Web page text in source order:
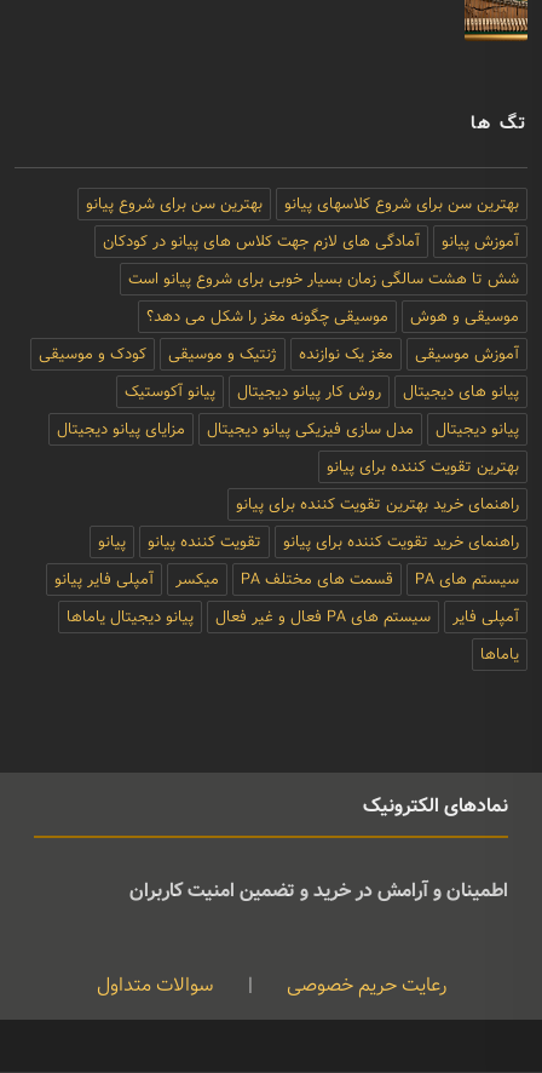
تگ ها
بهترین سن برای شروع کلاسهای پیانو
بهترین سن برای شروع پیانو
آموزش پیانو
آمادگی های لازم جهت کلاس های پیانو در کودکان
شش تا هشت سالگی زمان بسیار خوبی برای شروع پیانو است
موسیقی و هوش
موسیقی چگونه مغز را شکل می دهد؟
آموزش موسیقی
مغز یک نوازنده ژنتیک و موسیقی
کودک و موسیقی
پیانو های دیجیتال
روش کار پیانو دیجیتال
پیانو آکوستیک
پیانو دیجیتال
مدل سازی فیزیکی پیانو دیجیتال
مزایای پیانو دیجیتال
بهترین تقویت کننده برای پیانو
راهنمای خرید بهترین تقویت کننده برای پیانو
راهنمای خرید تقویت کننده برای پیانو
تقویت کننده پیانو
پیانو
سیستم های PA
قسمت های مختلف PA میکسر
آمپلی فایر پیانو
آمپلی فایر
سیستم های PA فعال و غیر فعال
پیانو دیجیتال یاماها
یاماها
نمادهای الکترونیک
اطمینان و آرامش در خرید و تضمین امنیت کاربران
رعایت حریم خصوصی | سوالات متداول